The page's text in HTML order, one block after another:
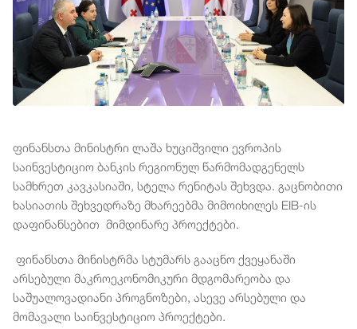
ფინანსთა მინისტრი ლაშა ხუციშვილი ევროპის
საინვესტიციო ბანკის რეგიონულ წარმომადგენელს
სამხრეთ კავკასიაში, სტელა რენიტას შეხვდა. გაცნობითი
ხასიათის შეხვედრაზე მხარეებმა მიმოიხილეს EIB-ის
დაფინანსებით მიმდინარე პროექტები.
ფინანსთა მინისტრმა სტუმარს გააცნო ქვეყანაში
არსებული მაკროეკონომიკური მდგომარეობა და
საშუალოვადიანი პროგნოზები, ასევე არსებული და
მომავალი საინვესტიციო პროექტები.